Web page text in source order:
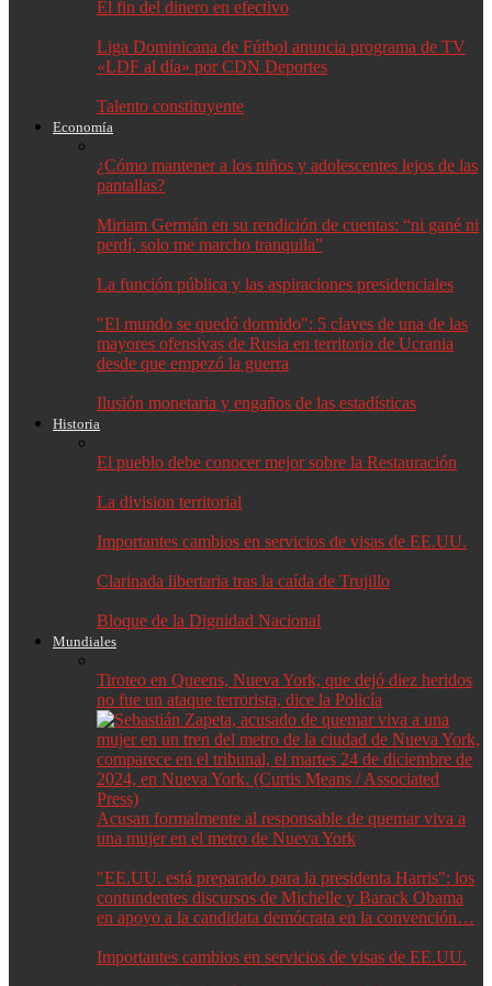
El fin del dinero en efectivo
Liga Dominicana de Fútbol anuncia programa de TV
«LDF al día» por CDN Deportes
Talento constituyente
Economía
¿Cómo mantener a los niños y adolescentes lejos de las
pantallas?
Miriam Germán en su rendición de cuentas: “ni gané ni
perdí, solo me marcho tranquila”
La función pública y las aspiraciones presidenciales
"El mundo se quedó dormido": 5 claves de una de las
mayores ofensivas de Rusia en territorio de Ucrania
desde que empezó la guerra
Ilusión monetaria y engaños de las estadísticas
Historia
El pueblo debe conocer mejor sobre la Restauración
La division territorial
Importantes cambios en servicios de visas de EE.UU.
Clarinada libertaria tras la caída de Trujillo
Bloque de la Dignidad Nacional
Mundiales
Tiroteo en Queens, Nueva York, que dejó diez heridos
no fue un ataque terrorista, dice la Policía
Acusan formalmente al responsable de quemar viva a
una mujer en el metro de Nueva York
"EE.UU. está preparado para la presidenta Harris": los
contundentes discursos de Michelle y Barack Obama
en apoyo a la candidata demócrata en la convención…
Importantes cambios en servicios de visas de EE.UU.